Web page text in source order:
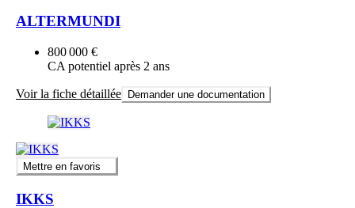
ALTERMUNDI
800 000 €
CA potentiel après 2 ans
Voir la fiche détaillée Demander une documentation
Mettre en favoris
IKKS